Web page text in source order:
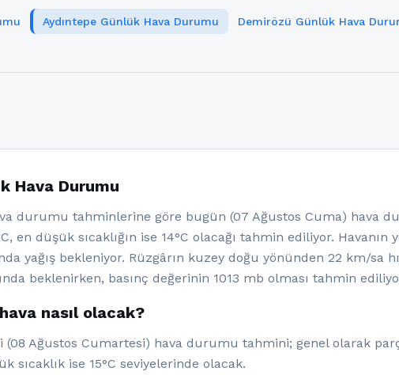
Aydıntepe Günlük Hava Durumu Demirözü Günlük Hava
Hava Durumu
durumu tahminlerine göre bugün (07 Ağustos Cuma) hava
en düşük sıcaklığın ise 14°C olacağı tahmin ediliyor.
yağış bekleniyor. Rüzgârın kuzey doğu yönünden 22 km/sa
beklenirken, basınç değerinin 1013 mb olması tahmin
nasıl olacak?
(08 Ağustos Cumartesi) hava durumu tahmini; genel olarak
sıcaklık ise 15°C seviyelerinde olacak.